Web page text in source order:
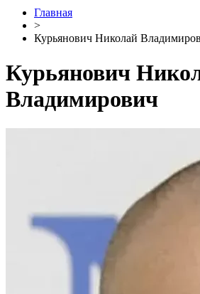
Главная
>
Курьянович Николай
Курьянович
Владимирович